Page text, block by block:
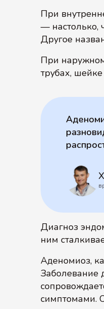
При
— настолько,
Другое
При
трубах,
Диагноз
ним
Аденомиоз,
Заболевание
симптомами.